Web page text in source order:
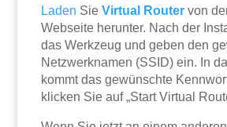
Laden SieVirtual Router von
Webseite herunter. Nach der
das Werkzeug und geben den
Netzwerknamen (SSID) ein. In
kommt das gewünschte
klicken Sie auf „Start Virtual